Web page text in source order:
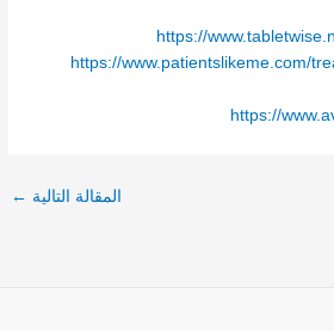
https://
https://www.patientslikeme.com/
https://
المقالة التالية ←